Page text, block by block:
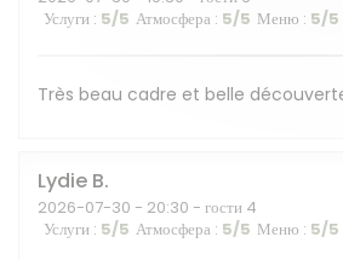
Услуги : 5/5 Атмосфера : 5/5 Меню : 5/5
Très beau cadre et belle
Lydie B
2026-07-30 - 20:30 - гости 4
Услуги : 5/5 Атмосфера : 5/5 Меню : 5/5